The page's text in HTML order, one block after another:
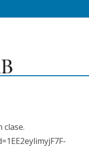
clase.